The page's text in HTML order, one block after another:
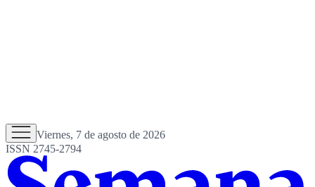
Viernes, 7 de agosto de 2026
ISSN 2745-2794